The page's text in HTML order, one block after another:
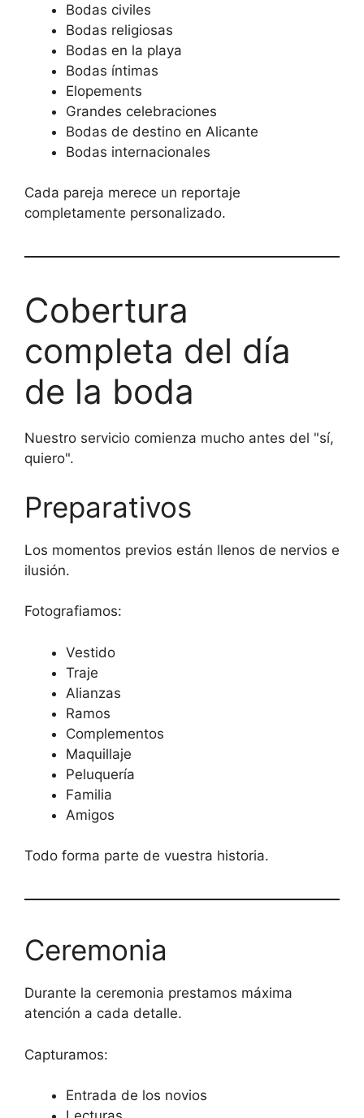
Bodas civiles
Bodas religiosas
Bodas en la playa
Bodas íntimas
Elopements
Grandes celebraciones
Bodas de destino en Alicante
Bodas internacionales
Cada pareja merece un reportaje
completamente personalizado.
Cobertura
completa del día
de la boda
Nuestro servicio comienza mucho antes del "sí,
quiero".
Preparativos
Los momentos previos están llenos de nervios e
ilusión.
Fotografiamos:
Vestido
Traje
Alianzas
Ramos
Complementos
Maquillaje
Peluquería
Familia
Amigos
Todo forma parte de vuestra historia.
Ceremonia
Durante la ceremonia prestamos máxima
atención a cada detalle.
Capturamos:
Entrada de los novios